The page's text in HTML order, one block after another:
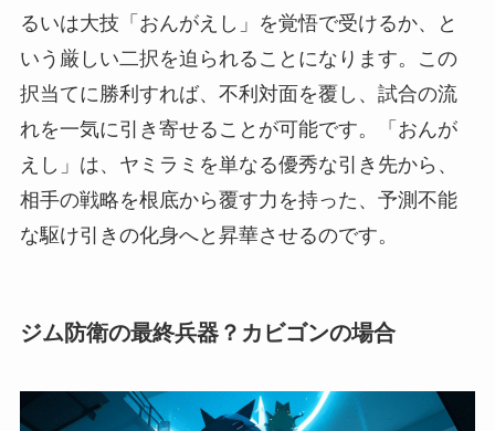
るいは大技「おんがえし」を覚悟で受けるか、と
いう厳しい二択を迫られることになります。この
択当てに勝利すれば、不利対面を覆し、試合の流
れを一気に引き寄せることが可能です。「おんが
えし」は、ヤミラミを単なる優秀な引き先から、
相手の戦略を根底から覆す力を持った、予測不能
な駆け引きの化身へと昇華させるのです。
ジム防衛の最終兵器？カビゴンの場合